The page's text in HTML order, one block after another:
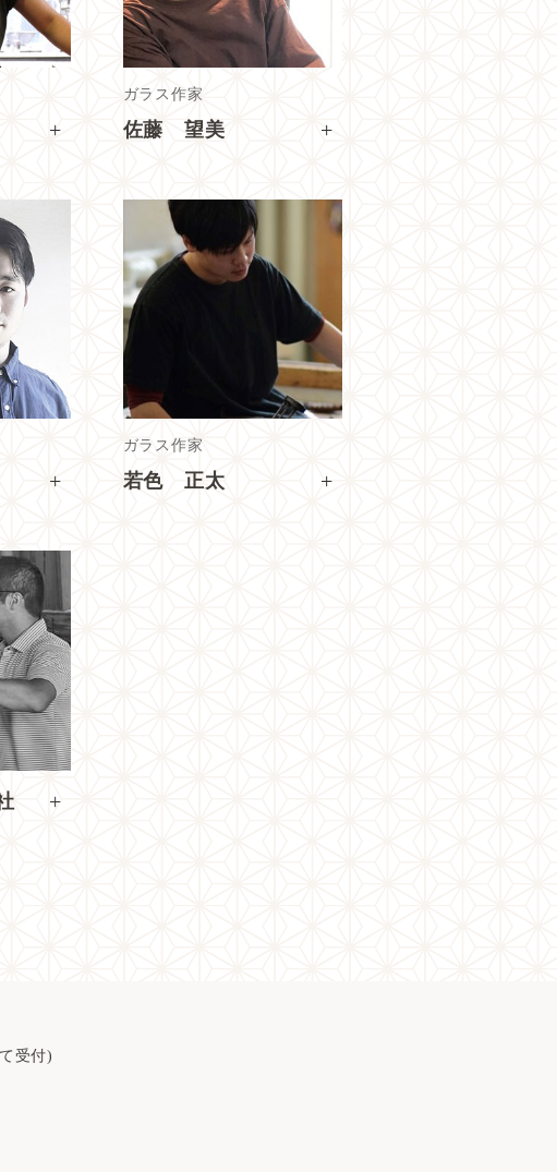
+
ガラス作家
佐藤 望美 +
+
ガラス作家
若色 正太 +
+
受付)